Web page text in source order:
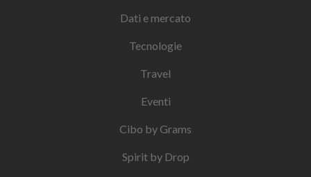
Dati e mercato
Tecnologie
Travel
Eventi
Cibo by Grams
Spirit by Drop